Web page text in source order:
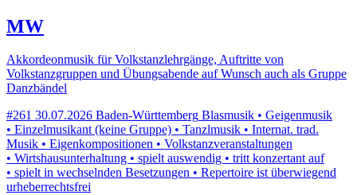
MW
Akkordeonmusik für Volkstanzlehrgänge, Auftritte von
Volkstanzgruppen und Übungsabende auf Wunsch auch als Gruppe
Danzbändel
#261 30.07.2026 Baden-Württemberg Blasmusik • Geigenmusik
• Einzelmusikant (keine Gruppe) • Tanzlmusik • Internat. trad.
Musik • Eigenkompositionen • Volkstanzveranstaltungen
• Wirtshausunterhaltung • spielt auswendig • tritt konzertant auf
• spielt in wechselnden Besetzungen • Repertoire ist überwiegend
urheberrechtsfrei